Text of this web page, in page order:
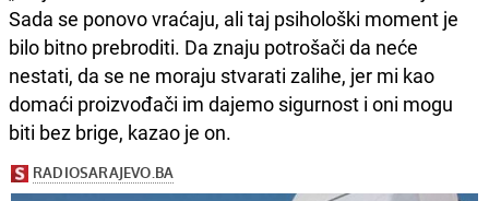
Sada se ponovo vraćaju, ali taj psihološki moment je
bilo bitno prebroditi. Da znaju potrošači da neće
nestati, da se ne moraju stvarati zalihe, jer mi kao
domaći proizvođači im dajemo sigurnost i oni mogu
biti bez brige, kazao je on.